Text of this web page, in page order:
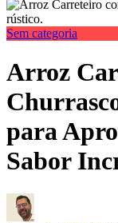
Sem categoria
Arroz
para
Sabor